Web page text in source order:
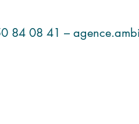
84 08 41 –